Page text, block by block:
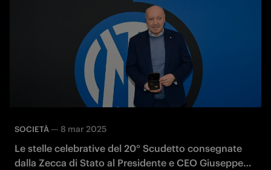
SOCIETÀ — 8 mar 2025
Le stelle celebrative del 20° Scudetto consegnate
dalla Zecca di Stato al Presidente e CEO Giuseppe